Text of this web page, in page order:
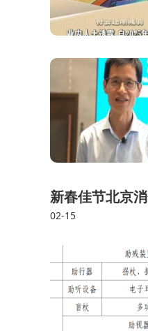
新春佳节北京
02-15